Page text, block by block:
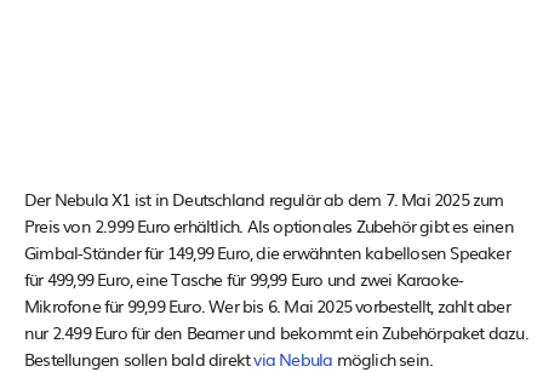
Der Nebula X1 ist in Deutschland regulär ab dem 7. Mai 2025 zum
Preis von 2.999 Euro erhältlich. Als optionales Zubehör gibt es einen
Gimbal-Ständer für 149,99 Euro, die erwähnten kabellosen Speaker
für 499,99 Euro, eine Tasche für 99,99 Euro und zwei Karaoke-
Mikrofone für 99,99 Euro. Wer bis 6. Mai 2025 vorbestellt, zahlt aber
nur 2.499 Euro für den Beamer und bekommt ein Zubehörpaket dazu.
Bestellungen sollen bald direktvia Nebula möglich sein.